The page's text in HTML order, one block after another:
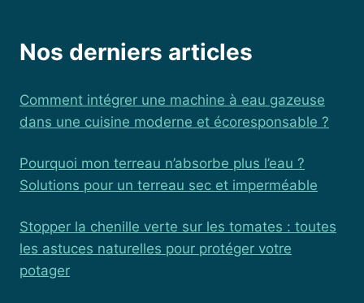
Nos derniers articles
Comment intégrer une machine à eau gazeuse
dans une cuisine moderne et écoresponsable ?
Pourquoi mon terreau n’absorbe plus l’eau ?
Solutions pour un terreau sec et imperméable
Stopper la chenille verte sur les tomates : toutes
les astuces naturelles pour protéger votre
potager